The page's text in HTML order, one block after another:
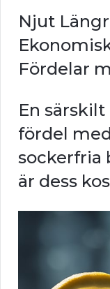
Njut
Fördelar
En
fördel
sockerfria
är dess